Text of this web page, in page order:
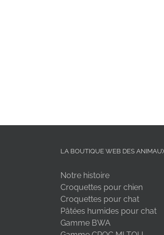
LA BOUTIQUE WEB DES
Notre histoire
Croquettes pour chien
Croquettes pour chat
Pâtées humides pour chat
Gamme BWA